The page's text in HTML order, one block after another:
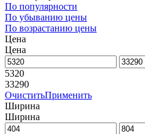
По популярности
По убыванию цены
По возрастанию цены
Цена
Цена
5320
33290
ОчиститьПрименить
Ширина
Ширина